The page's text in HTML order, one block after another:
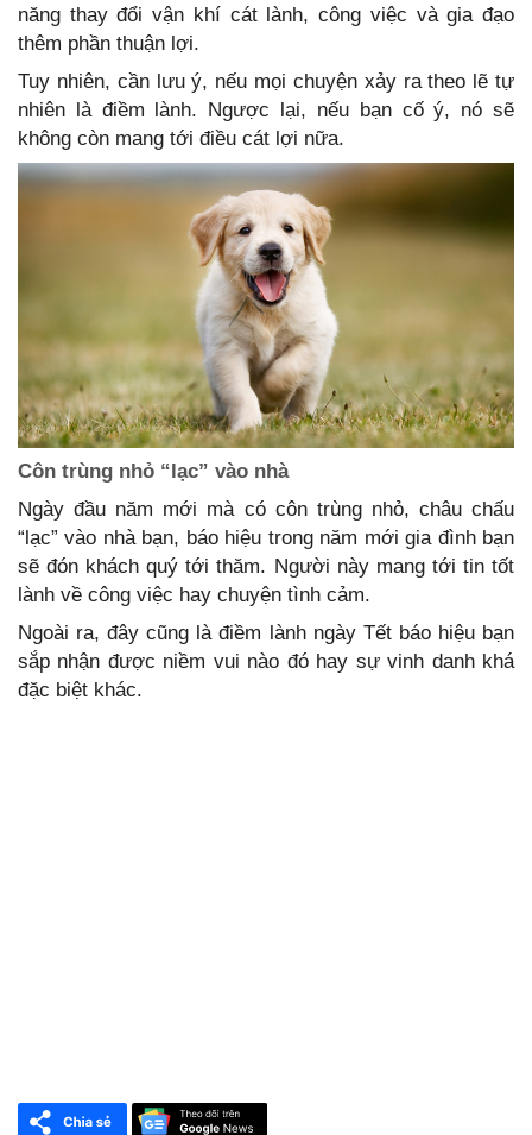
năng thay đổi vận khí cát lành, công việc và gia đạo
thêm phần thuận lợi.
Tuy nhiên, cần lưu ý, nếu mọi chuyện xảy ra theo lẽ tự
nhiên là điềm lành. Ngược lại, nếu bạn cố ý, nó sẽ
không còn mang tới điều cát lợi nữa.
Côn trùng nhỏ “lạc” vào nhà
Ngày đầu năm mới mà có côn trùng nhỏ, châu chấu
“lạc” vào nhà bạn, báo hiệu trong năm mới gia đình bạn
sẽ đón khách quý tới thăm. Người này mang tới tin tốt
lành về công việc hay chuyện tình cảm.
Ngoài ra, đây cũng là điềm lành ngày Tết báo hiệu bạn
sắp nhận được niềm vui nào đó hay sự vinh danh khá
đặc biệt khác.